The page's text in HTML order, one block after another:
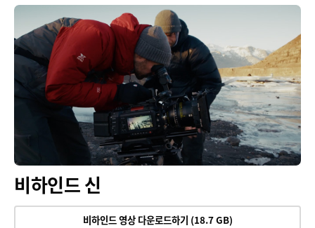
비하인드 신
비하인드 영상 다운로드하기 (18.7 GB)